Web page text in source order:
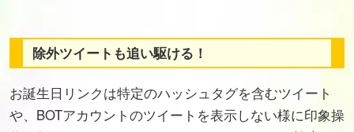
除外ツイートも追い駆ける！
お誕生日リンクは特定のハッシュタグを含むツイート
や、BOTアカウントのツイートを表示しない様に印象操